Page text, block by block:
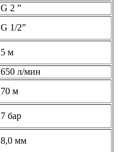
G 2 ”
G 1/2”
5 м
650 л/мин
70 м
7 бар
8,0 мм